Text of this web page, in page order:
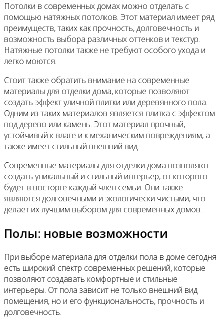
Потолки в современных домах можно отделать с
помощью натяжных потолков. Этот материал имеет ряд
преимуществ, таких как прочность, долговечность и
возможность выбора различных оттенков и текстур.
Натяжные потолки также не требуют особого ухода и
легко моются.
Стоит также обратить внимание на современные
материалы для отделки дома, которые позволяют
создать эффект уличной плитки или деревянного пола.
Одним из таких материалов является плитка с эффектом
под дерево или камень. Этот материал прочный,
устойчивый к влаге и к механическим повреждениям, а
также имеет стильный внешний вид.
Современные материалы для отделки дома позволяют
создать уникальный и стильный интерьер, от которого
будет в восторге каждый член семьи. Они также
являются долговечными и экологически чистыми, что
делает их лучшим выбором для современных домов.
Полы: новые возможности
При выборе материала для отделки пола в доме сегодня
есть широкий спектр современных решений, которые
позволяют создавать комфортные и стильные
интерьеры. От пола зависит не только внешний вид
помещения, но и его функциональность, прочность и
долговечность.